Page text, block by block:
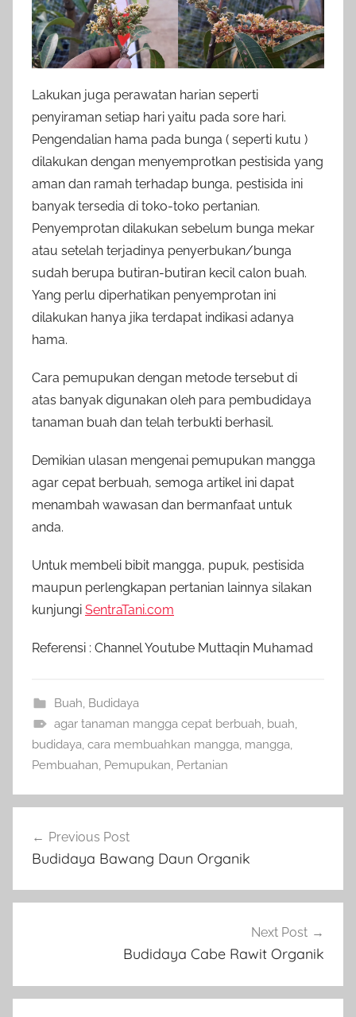
Lakukan juga perawatan harian seperti
penyiraman setiap hari yaitu pada sore hari.
Pengendalian hama pada bunga ( seperti kutu )
dilakukan dengan menyemprotkan pestisida yang
aman dan ramah terhadap bunga, pestisida ini
banyak tersedia di toko-toko pertanian.
Penyemprotan dilakukan sebelum bunga mekar
atau setelah terjadinya penyerbukan/bunga
sudah berupa butiran-butiran kecil calon buah.
Yang perlu diperhatikan penyemprotan ini
dilakukan hanya jika terdapat indikasi adanya
hama.
Cara pemupukan dengan metode tersebut di
atas banyak digunakan oleh para pembudidaya
tanaman buah dan telah terbukti berhasil.
Demikian ulasan mengenai pemupukan mangga
agar cepat berbuah, semoga artikel ini dapat
menambah wawasan dan bermanfaat untuk
anda.
Untuk membeli bibit mangga, pupuk, pestisida
maupun perlengkapan pertanian lainnya silakan
kunjungi SentraTani.com
Referensi : Channel Youtube Muttaqin Muhamad
Buah, Budidaya
agar tanaman mangga cepat berbuah, buah,
budidaya, cara membuahkan mangga, mangga,
Pembuahan, Pemupukan, Pertanian
pos
Previous Post
Budidaya Bawang Daun Organik
Next Post
Budidaya Cabe Rawit Organik